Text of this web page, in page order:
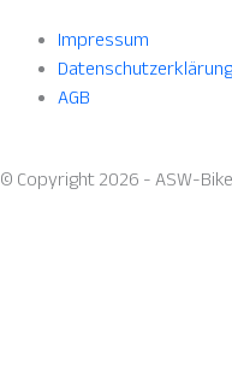
Impressum
Datenschutzerklärung
AGB
© Copyright 2026 - ASW-